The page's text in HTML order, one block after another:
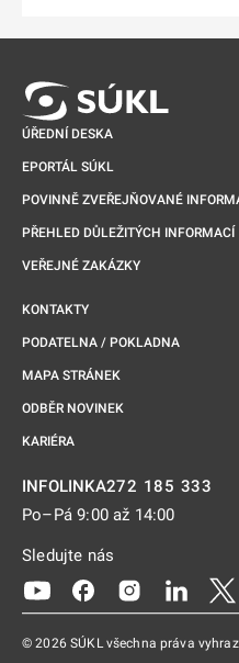
ÚŘEDNÍ DESKA
EPORTÁL SÚKL
POVINNĚ ZVEŘEJŇOVANÉ
PŘEHLED DŮLEŽITÝCH INFORMACÍ
VEŘEJNÉ ZAKÁZKY
KONTAKTY
PODATELNA / POKLADNA
MAPA STRÁNEK
ODBĚR NOVINEK
KARIÉRA
INFOLINKA272 185 333
Po–Pá 9:00 až 14:00
Sledujte nás
Odkaz se otevře na
Odkaz se otevře
Odkaz se
© 2026 SÚKL všechna práva